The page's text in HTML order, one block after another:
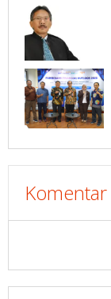
Komentar